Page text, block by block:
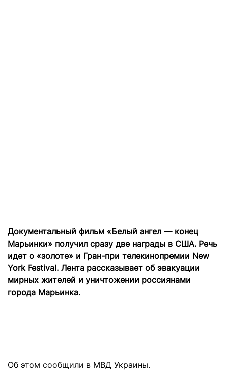
Документальный фильм «Белый ангел — конец
Марьинки» получил сразу две награды в США. Речь
идет о «золоте» и Гран-при телекинопремии New
York Festival. Лента рассказывает об эвакуации
мирных жителей и уничтожении россиянами
города Марьинка.
Об этом сообщили в МВД Украины.